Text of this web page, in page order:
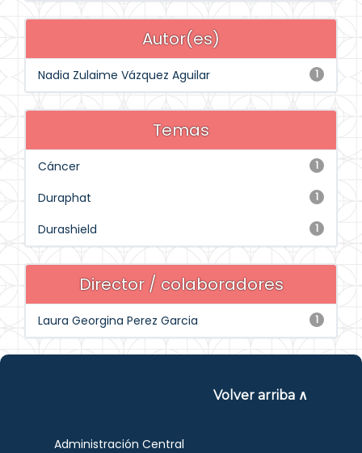
Autor(es)
1
Nadia Zulaime Vázquez Aguilar
Temas
1
Cáncer
1
Duraphat
1
Durashield
Director / colaboradores
1
Laura Georgina Perez Garcia
Volver arriba ∧
Administración Central